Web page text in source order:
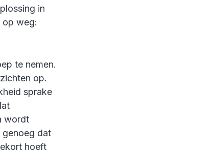
in
op weg:
te nemen.
op.
sprake
wordt
dat
hoeft